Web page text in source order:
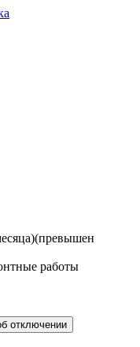
(превышен
работы
отключении